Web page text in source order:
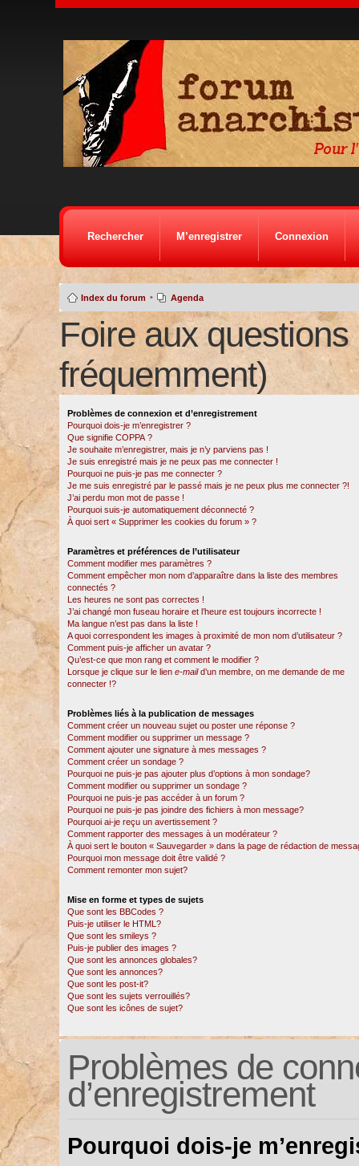
Rechercher M’enregistrer Connexion
Index du forum • Agenda
Foire aux
fréquemment)
Problèmes de connexion et d’enregistrement
Pourquoi dois-je m’enregistrer ?
Que signifie COPPA ?
Je souhaite m’enregistrer, mais je n’y parviens pas !
Je suis enregistré mais je ne peux pas me connecter !
Pourquoi ne puis-je pas me connecter ?
Je me suis enregistré par le passé mais je ne peux plus me connecter ?!
J’ai perdu mon mot de passe !
Pourquoi suis-je automatiquement déconnecté ?
À quoi sert « Supprimer les cookies du forum » ?
Paramètres et préférences de l’utilisateur
Comment modifier mes paramètres ?
Comment empêcher mon nom d’apparaître dans la liste des membres
connectés ?
Les heures ne sont pas correctes !
J’ai changé mon fuseau horaire et l’heure est toujours incorrecte !
Ma langue n’est pas dans la liste !
A quoi correspondent les images à proximité de mon nom d’utilisateur ?
Comment puis-je afficher un avatar ?
Qu’est-ce que mon rang et comment le modifier ?
Lorsque je clique sur le lien e-maild’un membre, on me demande de me
connecter !?
Problèmes liés à la publication de messages
Comment créer un nouveau sujet ou poster une réponse ?
Comment modifier ou supprimer un message ?
Comment ajouter une signature à mes messages ?
Comment créer un sondage ?
Pourquoi ne puis-je pas ajouter plus d’options à mon sondage?
Comment modifier ou supprimer un sondage ?
Pourquoi ne puis-je pas accéder à un forum ?
Pourquoi ne puis-je pas joindre des fichiers à mon message?
Pourquoi ai-je reçu un avertissement ?
Comment rapporter des messages à un modérateur ?
À quoi sert le bouton « Sauvegarder » dans la page de rédaction de
Pourquoi mon message doit être validé ?
Comment remonter mon sujet?
Mise en forme et types de sujets
Que sont les BBCodes ?
Puis-je utiliser le HTML?
Que sont les smileys ?
Puis-je publier des images ?
Que sont les annonces globales?
Que sont les annonces?
Que sont les post-it?
Que sont les sujets verrouillés?
Que sont les icônes de sujet?
Problèmes de
d’enregistrement
Pourquoi dois-je